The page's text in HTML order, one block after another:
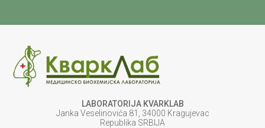
LABORATORIJA KVARKLAB
Janka Veselinovića 81, 34000 Kragujevac
Republika SRBIJA